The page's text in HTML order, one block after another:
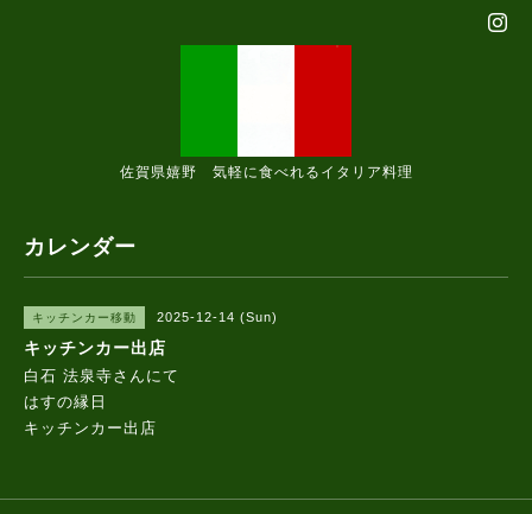
佐賀県嬉野 気軽に食べれるイタリア料理
カレンダー
キッチンカー移動 2025-12-14 (Sun)
キッチンカー出店
白石 法泉寺さんにて
はすの縁日
キッチンカー出店